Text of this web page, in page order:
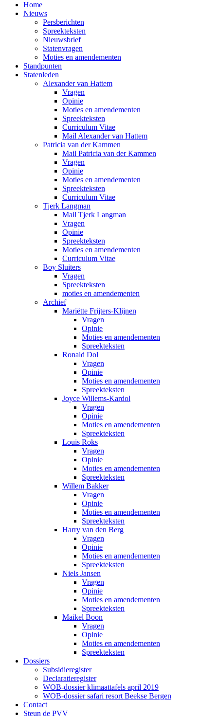
Home
Nieuws
Persberichten
Spreekteksten
Nieuwsbrief
Statenvragen
Moties en amendementen
Standpunten
Statenleden
Alexander van Hattem
Vragen
Opinie
Moties en amendementen
Spreekteksten
Curriculum Vitae
Mail Alexander van Hattem
Patricia van der Kammen
Mail Patricia van der Kammen
Vragen
Opinie
Moties en amendementen
Spreekteksten
Curriculum Vitae
Tjerk Langman
Mail Tjerk Langman
Vragen
Opinie
Spreekteksten
Moties en amendementen
Curriculum Vitae
Boy Sluiters
Vragen
Spreekteksten
moties en amendementen
Archief
Mariëtte Frijters-Klijnen
Vragen
Opinie
Moties en amendementen
Spreekteksten
Ronald Dol
Vragen
Opinie
Moties en amendementen
Spreekteksten
Joyce Willems-Kardol
Vragen
Opinie
Moties en amendementen
Spreekteksten
Louis Roks
Vragen
Opinie
Moties en amendementen
Spreekteksten
Willem Bakker
Vragen
Opinie
Moties en amendementen
Spreekteksten
Harry van den Berg
Vragen
Opinie
Moties en amendementen
Spreekteksten
Niels Jansen
Vragen
Opinie
Moties en amendementen
Spreekteksten
Maikel Boon
Vragen
Opinie
Moties en amendementen
Spreekteksten
Dossiers
Subsidieregister
Declaratieregister
WOB-dossier klimaattafels april 2019
WOB-dossier safari resort Beekse Bergen
Contact
Steun de PVV